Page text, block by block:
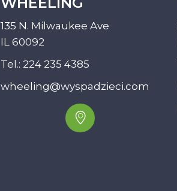
135 N. Milwaukee Ave
IL 60092
Tel.: 224 235 4385
wheeling@wyspadzieci.com